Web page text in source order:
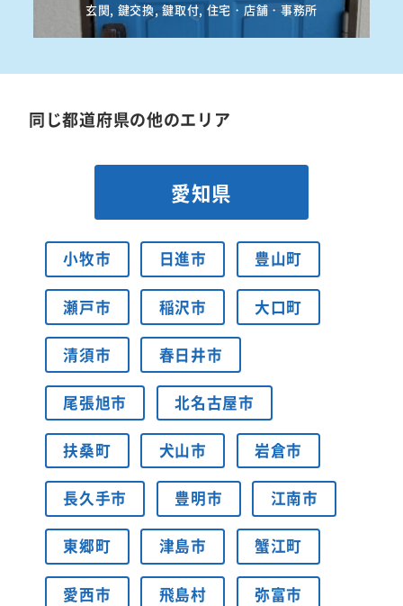
玄関, 鍵交換, 鍵取付, 住宅・店舗・事務所
同じ都道府県の他のエリア
愛知県
小牧市 日進市 豊山町
瀬戸市 稲沢市 大口町
清須市 春日井市
尾張旭市 北名古屋市
扶桑町 犬山市 岩倉市
長久手市 豊明市 江南市
東郷町 津島市 蟹江町
愛西市 飛島村 弥富市